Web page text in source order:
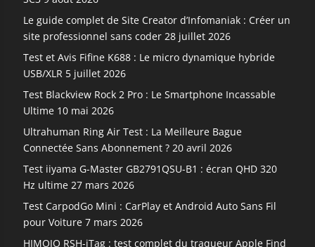
Le guide complet de Site Creator d’Infomaniak : Créer un
site professionnel sans coder 28 juillet 2026
Test et Avis Fifine K688 : Le micro dynamique hybride
USB/XLR 5 juillet 2026
Test Blackview Rock 2 Pro : Le Smartphone Incassable
Ultime 10 mai 2026
Ultrahuman Ring Air Test : La Meilleure Bague
Connectée Sans Abonnement ? 20 avril 2026
Test iiyama G-Master GB2791QSU-B1 : écran QHD 320
Hz ultime 27 mars 2026
Test CarpodGo Mini : CarPlay et Android Auto Sans Fil
pour Voiture 7 mars 2026
HIMOJO RSH-iTag : test complet du traqueur Apple Find